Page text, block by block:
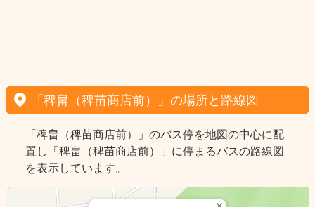
「稗畠（稗苗商店前）」の場所と路線図
「稗畠（稗苗商店前）」のバス停を地図の中心に配
置し「稗畠（稗苗商店前）」に停まるバスの路線図
を表示しています。